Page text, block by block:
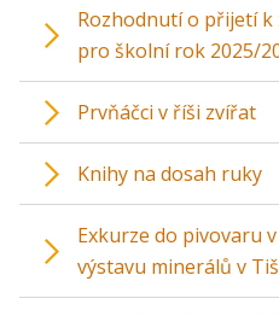
Rozhodnutí o přijetí k
pro školní rok 2025/
Prvňáčci v říši zvířat
Knihy na dosah ruky
Exkurze do pivovaru
výstavu minerálů v